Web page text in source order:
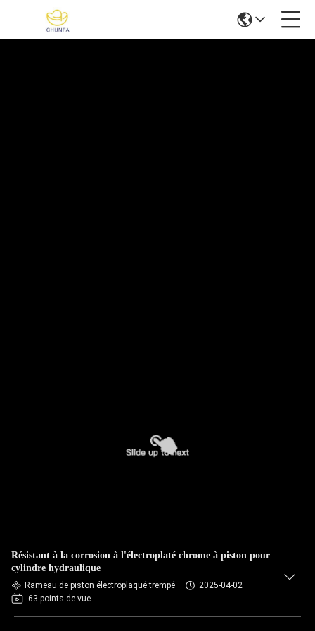
Résistant à la corrosion à l'électroplaté chrome à piston pour
cylindre hydraulique
Rameau de piston électroplaqué trempé
2025-04-02
63 points de vue